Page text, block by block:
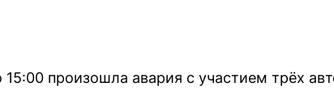
произошла авария с участием трёх